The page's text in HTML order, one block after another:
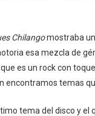
Chilangomostraba
esa mezcla de
que es un rock con
encontramos temas
tema del disco y el